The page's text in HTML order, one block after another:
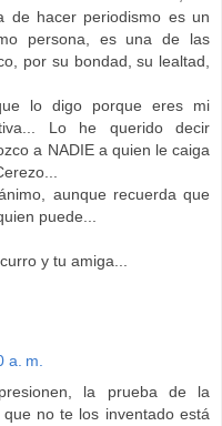
de hacer periodismo es un
persona, es una de las
por su bondad, su lealtad,
lo digo porque eres mi
Lo he querido decir
a NADIE a quien le caiga
aunque recuerda que
puede...
y tu amiga...
a. m.
la prueba de la
no te los inventado está